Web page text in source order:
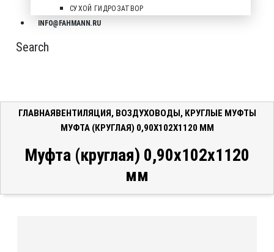
СУХОЙ ГИДРОЗАТВОР
INFO@FAHMANN.RU
Search
ГЛАВНАЯВЕНТИЛЯЦИЯ, ВОЗДУХОВОДЫ, КРУГЛЫЕ МУФТЫ
МУФТА (КРУГЛАЯ) 0,90X102X1120 ММ
Муфта (круглая) 0,90x102x1120
мм